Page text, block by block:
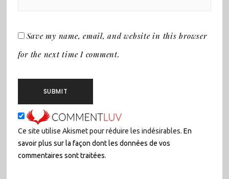
Save my name, email, and website in this browser
for the next time I comment.
Ce site utilise Akismet pour réduire les indésirables. En
savoir plus sur la façon dont les données de vos
commentaires sont traitées.